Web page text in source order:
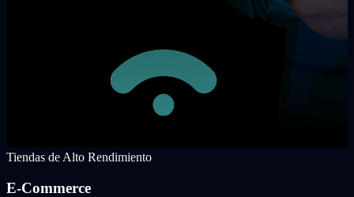
Tiendas de Alto Rendimiento
E-Commerce